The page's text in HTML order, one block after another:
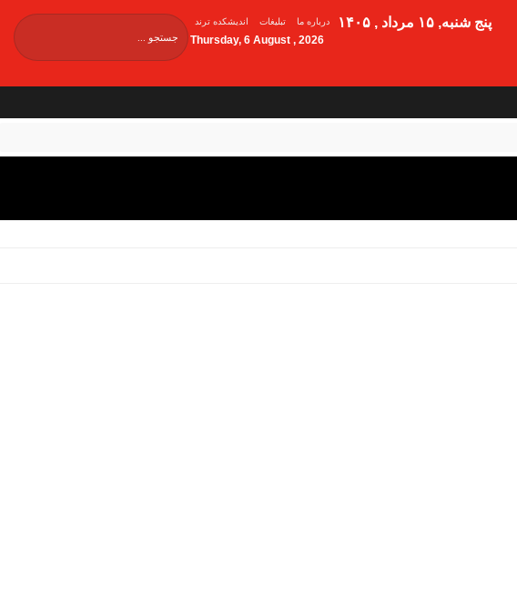
اندیشکده ترند تبلیغات درباره ما پنج شنبه, ۱۵ مرداد , ۱۴۰۵
Thursday, 6 August , 2026